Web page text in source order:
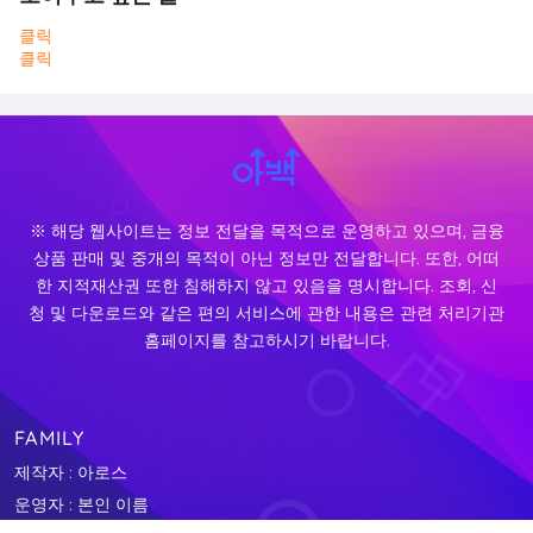
클릭
클릭
※ 해당 웹사이트는 정보 전달을 목적으로 운영하고 있으며, 금융
상품 판매 및 중개의 목적이 아닌 정보만 전달합니다. 또한, 어떠
한 지적재산권 또한 침해하지 않고 있음을 명시합니다. 조회, 신
청 및 다운로드와 같은 편의 서비스에 관한 내용은 관련 처리기관
홈페이지를 참고하시기 바랍니다.
FAMILY
제작자 : 아로스
운영자 : 본인 이름